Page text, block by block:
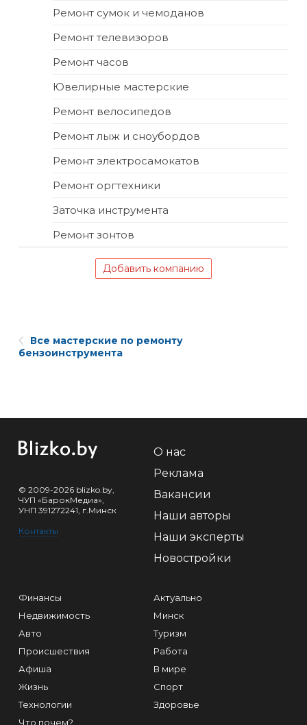
Ремонт сумок и чемоданов
Ремонт телевизоров
Ремонт часов
Ювелирные мастерские
Ремонт велосипедов
Ремонт лыж и сноубордов
Ремонт электросамокатов
Ремонт оргтехники
Заточка инструмента
Ремонт зонтов
Добавить компанию
Все мастерские по ремонту
бензоинструмента
© 2009-2026 blizko.by,
ЧУП «БарокМедиа»,
УНП 391272241, г.Минск
Контакты
О нас
Реклама
Вакансии
Наши авторы
Наши эксперты
Новостройки
Финансы
Недвижимость
Авто
Происшествия
Афиша
Жизнь
Технологии
Что почем?
Актуально
Минск
Туризм
Работа
В мире
Спорт
Здоровье